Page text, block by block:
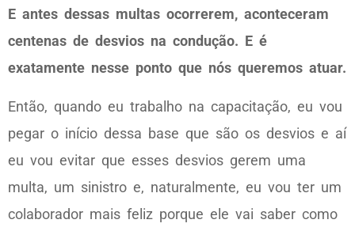
E antes dessas multas ocorrerem, aconteceram
centenas de desvios na condução. E é
exatamente nesse ponto que nós queremos atuar.
Então, quando eu trabalho na capacitação, eu vou
pegar o início dessa base que são os desvios e aí
eu vou evitar que esses desvios gerem uma
multa, um sinistro e, naturalmente, eu vou ter um
colaborador mais feliz porque ele vai saber como